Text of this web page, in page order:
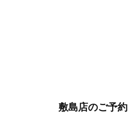
敷島店のご予約